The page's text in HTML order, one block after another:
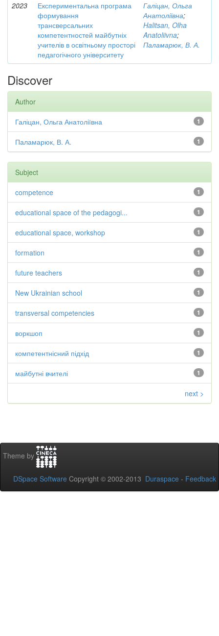
2023
Експериментальна програма
формування
трансверсальних
компетентностей майбутніх
учителів в освітньому просторі
педагогічного університету
Галіцан, Ольга
Анатоліївна;
Halitsan, Olha
Anatoliivna;
Паламарюк, В. А.
Discover
Author
1
Галіцан, Ольга Анатоліївна
1
Паламарюк, В. А.
Subject
1
competence
1
educational space of the pedagogi...
1
educational space, workshop
1
formation
1
future teachers
1
New Ukrainian school
1
transversal competencies
1
воркшоп
1
компетентнісний підхід
1
майбутні вчителі
next >
Theme by
DSpace Software Copyright © 2002-2013 Duraspace - Feedback